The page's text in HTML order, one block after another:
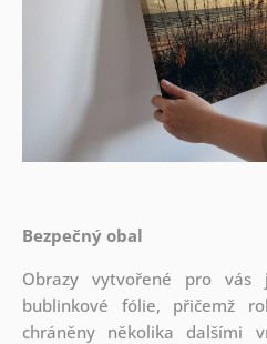
Bezpečný obal
Obrazy vytvořené pro vás
bublinkové fólie, přičemž
chráněny několika dalšími